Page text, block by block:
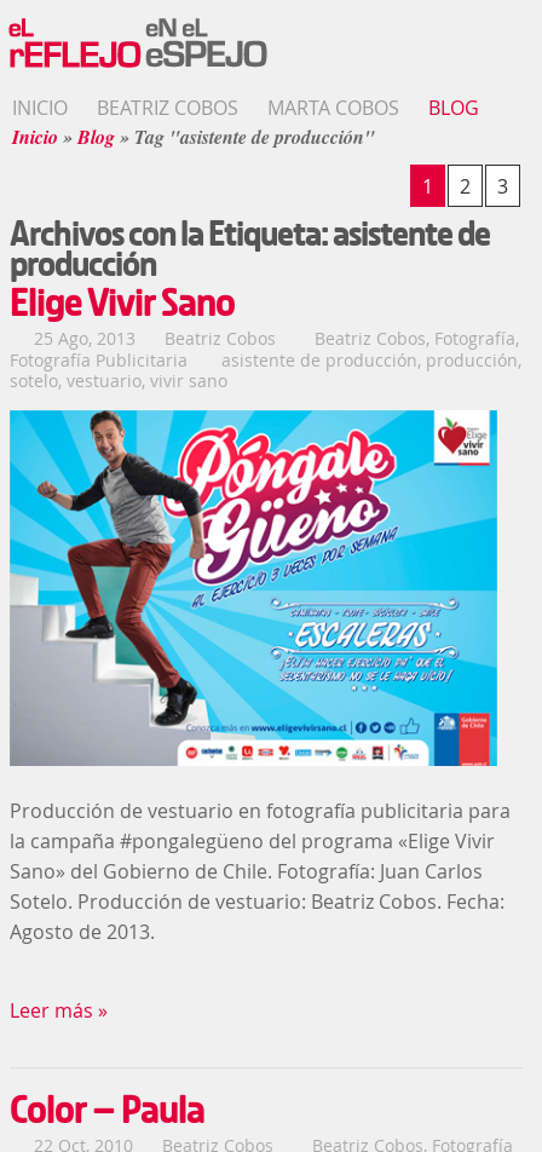
INICIO BEATRIZ COBOS MARTA COBOS
BLOG
Inicio »Blog» Tag "asistente de producción"
1
2 3
Archivos con la Etiqueta:asistente de
producción
Elige Vivir Sano
25 Ago, 2013 Beatriz Cobos Beatriz Cobos, Fotografía,
Fotografía Publicitaria
asistente de producción, producción,
sotelo, vestuario, vivir sano
Producción de vestuario en fotografía publicitaria para
la campaña #pongalegüeno del programa «Elige Vivir
Sano» del Gobierno de Chile. Fotografía: Juan Carlos
Sotelo. Producción de vestuario: Beatriz Cobos. Fecha:
Agosto de 2013.
Leer más »
Color – Paula
22 Oct, 2010 Beatriz Cobos Beatriz Cobos, Fotografía